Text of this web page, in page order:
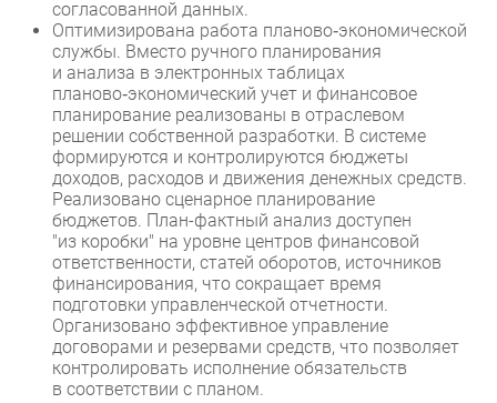
согласованной данных.
Оптимизирована работа планово‑экономической
службы. Вместо ручного планирования
и анализа в электронных таблицах
планово‑экономический учет и финансовое
планирование реализованы в отраслевом
решении собственной разработки. В системе
формируются и контролируются бюджеты
доходов, расходов и движения денежных средств.
Реализовано сценарное планирование
бюджетов. План-фактный анализ доступен
"из коробки" на уровне центров финансовой
ответственности, статей оборотов, источников
финансирования, что сокращает время
подготовки управленческой отчетности.
Организовано эффективное управление
договорами и резервами средств, что позволяет
контролировать исполнение обязательств
в соответствии с планом.